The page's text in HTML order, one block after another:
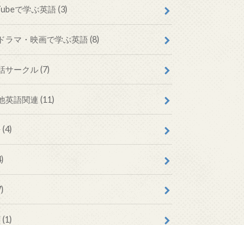
で学ぶ英語(3)
ラマ・映画で学ぶ英語(8)
サークル(7)
英語関連 (11)
(4)
(1)